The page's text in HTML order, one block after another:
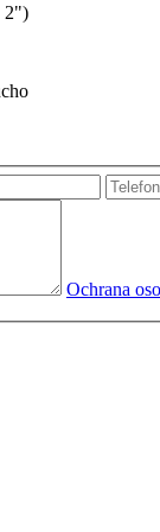
2")
Ochrana